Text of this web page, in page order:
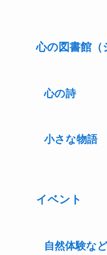
心の図書館（
心の詩
小さな物語
イベント
自然体験な